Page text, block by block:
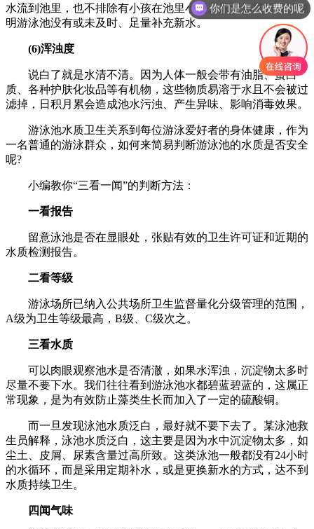
水流到池里，也不排除有小孩在池里小便。尿素如果超标就说
明游泳池没有或未及时、足量补充新水。
(6)浑浊度
说白了就是水清不清。因为人体一般会带有油脂、蛋白
质、各种护肤化妆品等有机物，这些物质易溶于水且不会被过
滤掉，日积月累会造成池水污浊、产生异味、影响消毒效果。
游泳池水质卫生关系到每位游泳爱好者的身体健康，作为
一名普通的游泳群众，如何来简易判断游泳池的水质是否安全
呢?
小编教你“三看一闻”的判断方法：
一看报告
留意泳池是否在显眼处，张贴有效的卫生许可证和近期的
水质检测报告。
二看等级
游泳场所已纳入公共场所卫生监督量化分级管理的范围，
A级为卫生等级最高，B级、C级次之。
三看水质
可以肉眼观察池水是否清澈，如果水浑浊，沉淀物太多时
尽量不要下水。我们往往看到游泳池水都碧蓝碧蓝的，这属正
常现象，是为有效防止藻类生长而加入了一定的硫酸铜。
而一旦发现泳池水质泛白，最好就不要下去了。某泳池救
生员解释，泳池水质泛白，这主要是因为水中沉淀物太多，如
尘土、皮屑、尿素含量过高所致。这类泳池一般都没有24小时
的水循环，而是采用定期补水，或是更换新水的方式，达不到
水质持续卫生。
四闻气味
你们是怎么收费的呢